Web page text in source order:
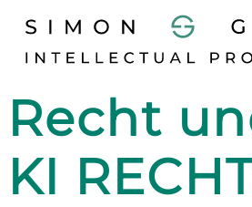
Recht
KI